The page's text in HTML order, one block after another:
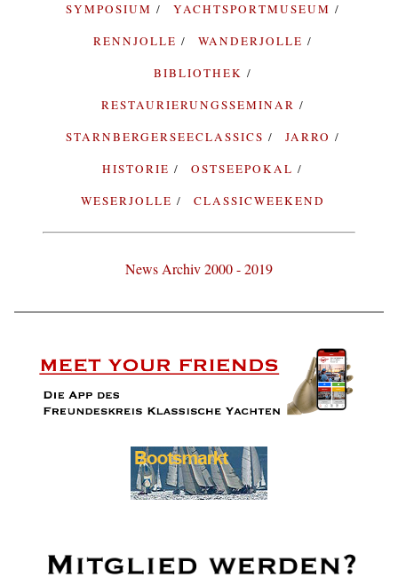
SYMPOSIUM
YACHTSPORTMUSEUM
RENNJOLLE
WANDERJOLLE
BIBLIOTHEK
RESTAURIERUNGSSEMINAR
STARNBERGERSEECLASSICS
JARRO
HISTORIE
OSTSEEPOKAL
WESERJOLLE
CLASSICWEEKEND
News Archiv 2000 - 2019